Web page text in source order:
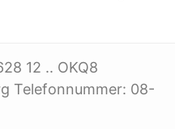
12 .. OKQ8
Telefonnummer: 08-